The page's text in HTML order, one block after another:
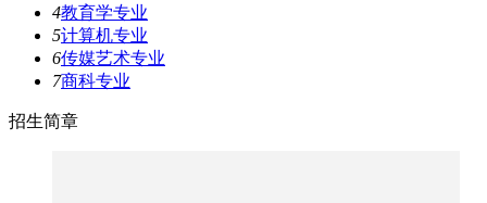
4教育学专业
5计算机专业
6传媒艺术专业
7商科专业
招生简章